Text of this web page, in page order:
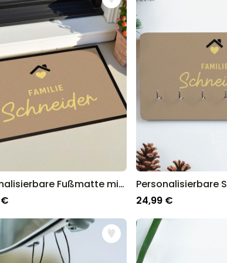
Personalisierbares Aperol
Spritz Glas mit Name
16,99 €
Personalisierbar
Personalisierbares Handtuch
Maritim mit Text
34,99 €
Personalisierbare Schürze
Pizzeria mit Gesicht
29,99 €
schließlich sind wir seit über 13 Jahren der
Personalisierbare Fußmatte mit Text und Symbol
24,99 €